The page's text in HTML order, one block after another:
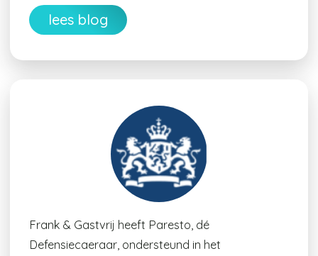
lees blog
Frank & Gastvrij heeft Paresto, dé
Defensiecaeraar, ondersteund in het